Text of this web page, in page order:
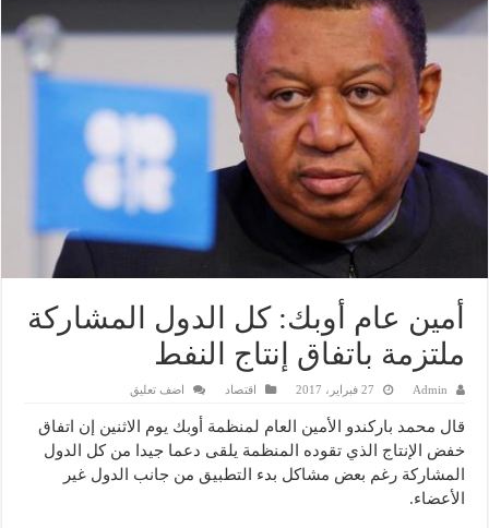
أمين عام أوبك: كل الدول المشاركة
ملتزمة باتفاق إنتاج النفط
Admin 27 فبراير، 2017 اقتصاد اضف تعليق
قال محمد باركندو الأمين العام لمنظمة أوبك يوم الاثنين إن اتفاق
خفض الإنتاج الذي تقوده المنظمة يلقى دعما جيدا من كل الدول
المشاركة رغم بعض مشاكل بدء التطبيق من جانب الدول غير
الأعضاء.